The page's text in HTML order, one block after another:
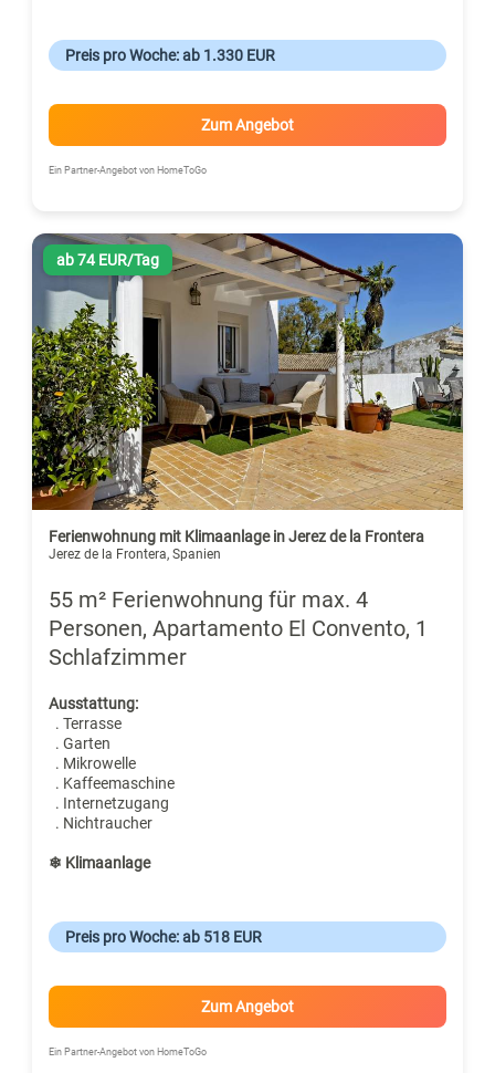
Preis pro Woche: ab 1.330 EUR
Zum Angebot
Ein Partner-Angebot von HomeToGo
ab 74 EUR/Tag
Ferienwohnung mit Klimaanlage in Jerez de la Frontera
Jerez de la Frontera, Spanien
55 m² Ferienwohnung für max. 4
Personen, Apartamento El Convento, 1
Schlafzimmer
Ausstattung:
. Terrasse
. Garten
. Mikrowelle
. Kaffeemaschine
. Internetzugang
. Nichtraucher
❄ Klimaanlage
Preis pro Woche: ab 518 EUR
Zum Angebot
Ein Partner-Angebot von HomeToGo